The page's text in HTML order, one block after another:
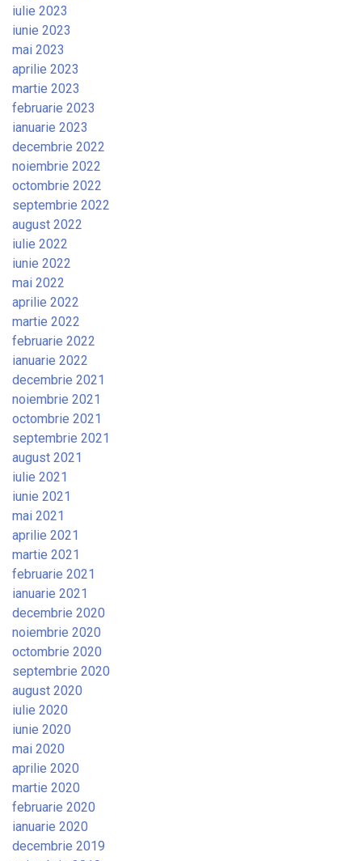
iulie 2023
iunie 2023
mai 2023
aprilie 2023
martie 2023
februarie 2023
ianuarie 2023
decembrie 2022
noiembrie 2022
octombrie 2022
septembrie 2022
august 2022
iulie 2022
iunie 2022
mai 2022
aprilie 2022
martie 2022
februarie 2022
ianuarie 2022
decembrie 2021
noiembrie 2021
octombrie 2021
septembrie 2021
august 2021
iulie 2021
iunie 2021
mai 2021
aprilie 2021
martie 2021
februarie 2021
ianuarie 2021
decembrie 2020
noiembrie 2020
octombrie 2020
septembrie 2020
august 2020
iulie 2020
iunie 2020
mai 2020
aprilie 2020
martie 2020
februarie 2020
ianuarie 2020
decembrie 2019